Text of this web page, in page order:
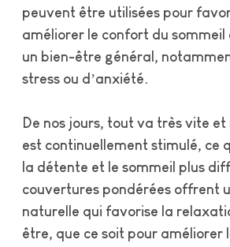
peuvent être utilisées pour
améliorer le confort du
un bien-être général,
stress ou d’anxiété.
De nos jours, tout va très vite
est continuellement stimulé, ce
la détente et le sommeil plus
couvertures pondérées offrent
naturelle qui favorise la
être, que ce soit pour améliorer